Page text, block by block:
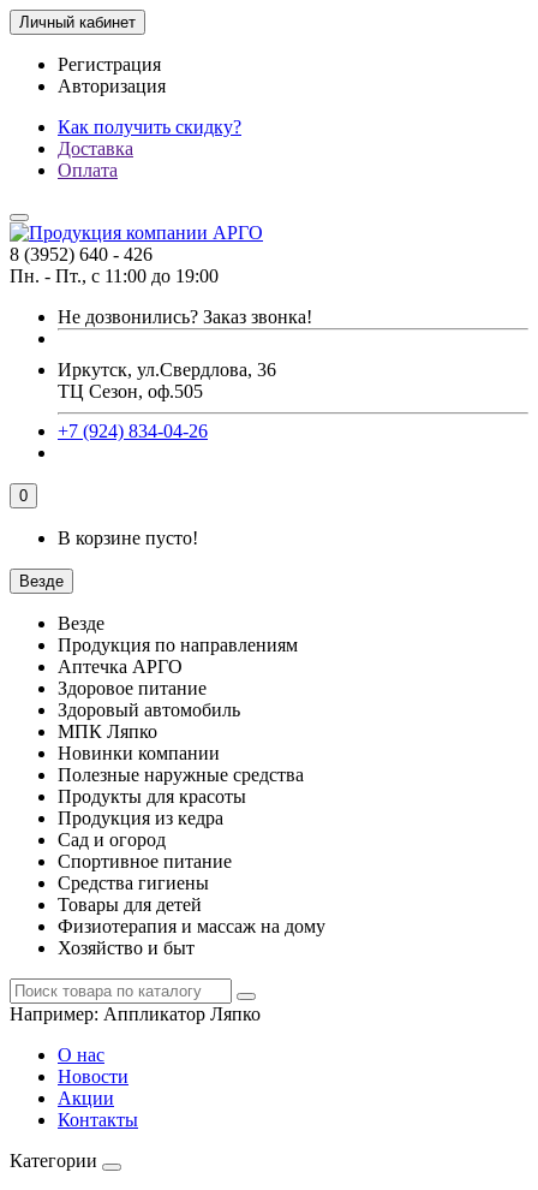
Личный кабинет
Регистрация
Авторизация
Как получить скидку?
Доставка
Оплата
8 (3952) 640 - 426
Пн. - Пт., с 11:00 до 19:00
Не дозвонились? Заказ звонка!
Иркутск, ул.Свердлова, 36
ТЦ Сезон, оф.505
+7 (924) 834-04-26
0
В корзине пусто!
Везде
Везде
Продукция по направлениям
Аптечка АРГО
Здоровое питание
Здоровый автомобиль
МПК Ляпко
Новинки компании
Полезные наружные средства
Продукты для красоты
Продукция из кедра
Сад и огород
Спортивное питание
Средства гигиены
Товары для детей
Физиотерапия и массаж на дому
Хозяйство и быт
Например: Аппликатор Ляпко
О нас
Новости
Акции
Контакты
Категории